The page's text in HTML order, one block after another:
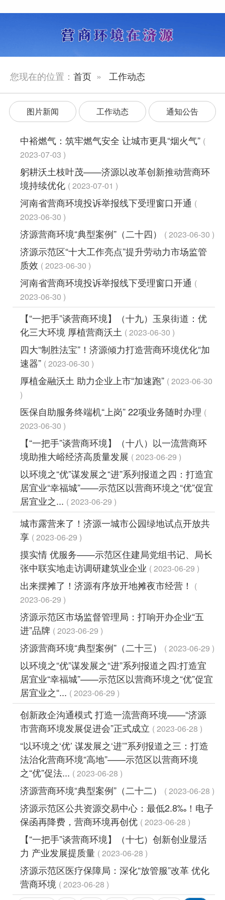
您现在的位置： 首页 » 工作动态
图片新闻 工作动态 通知公告
中裕燃气：筑牢燃气安全 让城市更具“烟火气”
2023-07-03
躬耕沃土枝叶茂——济源以改革创新推动营商环
境持续优化
2023-07-01
河南省营商环境投诉举报线下受理窗口开通
2023-06-30
济源营商环境“典型案例”（二十四） 2023-06-30
济源示范区“十大工作亮点”提升劳动力市场监管
质效
2023-06-30
河南省营商环境投诉举报线下受理窗口开通
2023-06-30
【“一把手”谈营商环境】（十九）玉泉街道：优
化三大环境 厚植营商沃土
2023-06-30
四大“制胜法宝”！济源倾力打造营商环境优化“加
速器”
2023-06-30
厚植金融沃土 助力企业上市“加速跑” 2023-06-30
医保自助服务终端机“上岗” 22项业务随时办理
2023-06-30
【“一把手”谈营商环境】（十八）以一流营商环
境助推大峪经济高质量发展
2023-06-29
以环境之“优”谋发展之“进”系列报道之四：打造宜
居宜业“幸福城”——示范区以营商环境之“优”促宜
居宜业之...
2023-06-29
城市露营来了！济源一城市公园绿地试点开放共
享
2023-06-29
摸实情 优服务——示范区住建局党组书记、局长
张中联实地走访调研建筑业企业
2023-06-29
出来摆摊了！济源有序放开地摊夜市经营！
2023-06-29
济源示范区市场监督管理局：打响开办企业“五
进”品牌
2023-06-29
济源营商环境“典型案例”（二十三） 2023-06-29
以环境之“优”谋发展之“进”系列报道之四:打造宜
居宜业“幸福城”——示范区以营商环境之“优”促宜
居宜业之“...
2023-06-29
创新政企沟通模式 打造一流营商环境——“济源
市营商环境发展促进会”正式成立
2023-06-28
“以环境之‘优’ 谋发展之‘进’”系列报道之三：打造
法治化营商环境“高地”——示范区以营商环境
之“优”促法...
2023-06-28
济源营商环境“典型案例”（二十二） 2023-06-28
济源示范区公共资源交易中心：最低2.8‰！电子
保函再降费，营商环境再创优
2023-06-28
【“一把手”谈营商环境】（十七）创新创业显活
力 产业发展提质量
2023-06-28
济源示范区医疗保障局：深化“放管服”改革 优化
营商环境
2023-06-28